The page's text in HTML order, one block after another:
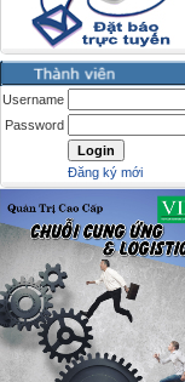
Username
Password
Đăng ký mới